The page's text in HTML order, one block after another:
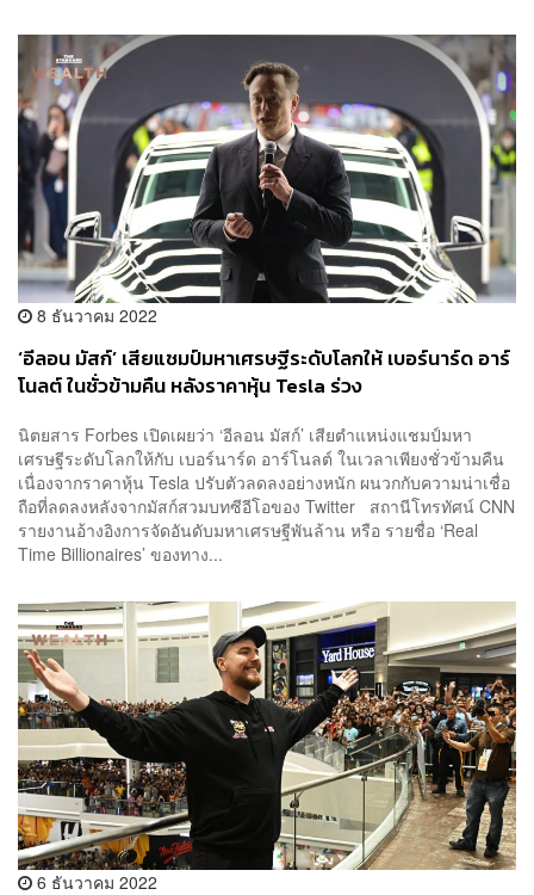
8 ธันวาคม 2022
‘อีลอน มัสก์’ เสียแชมป์มหาเศรษฐีระดับโลกให้ เบอร์นาร์ด อาร์
โนลต์ ในชั่วข้ามคืน หลังราคาหุ้น Tesla ร่วง
นิตยสาร Forbes เปิดเผยว่า ‘อีลอน มัสก์’ เสียตำแหน่งแชมป์มหา
เศรษฐีระดับโลกให้กับ เบอร์นาร์ด อาร์โนลต์ ในเวลาเพียงชั่วข้ามคืน
เนื่องจากราคาหุ้น Tesla ปรับตัวลดลงอย่างหนัก ผนวกกับความน่าเชื่อ
ถือที่ลดลงหลังจากมัสก์สวมบทซีอีโอของ Twitter สถานีโทรทัศน์ CNN
รายงานอ้างอิงการจัดอันดับมหาเศรษฐีพันล้าน หรือ รายชื่อ ‘Real
Time Billionaires’ ของทาง...
6 ธันวาคม 2022